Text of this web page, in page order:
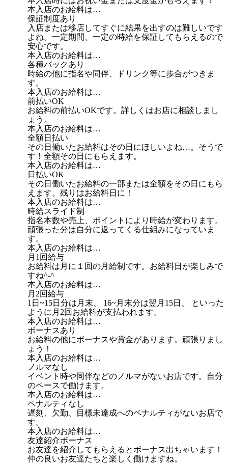
本入店のお給料は…
保証制度あり
入店または移店してすぐに結果を出すのは難しいです
よね。一定期間、一定の時給を保証してもらえるので
安心です。
本入店のお給料は…
各種バックあり
時給の他に指名や同伴、ドリンク等に歩合がつきま
す。
本入店のお給料は…
前払いOK
お給料の前払いOKです。詳しくはお店に相談しまし
ょう。
本入店のお給料は…
全額日払い
その日働いたお給料はその日にほしいよね…。そうで
す！全額その日にもらえます。
本入店のお給料は…
日払いOK
その日働いたお給料の一部または全額をその日にもら
えます。残りはお給料日に！
本入店のお給料は…
時給スライド制
指名本数や売上、ポイントにより時給が変わります。
頑張った分は自分に返ってくる仕組みになっていま
す。
本入店のお給料は…
月1回給与
お給料は月に１回の月給制です。お給料日が楽しみで
すね^-^
本入店のお給料は…
月2回給与
1日~15日分は月末、 16~月末分は翌月15日、 といった
ように月2回お給料が支払われます。
本入店のお給料は…
ボーナスあり
お給料の他にボーナスや賞金があります。頑張りまし
ょう！
本入店のお給料は…
ノルマなし
イベント時や同伴などのノルマがないお店です。自分
のペースで働けます。
本入店のお給料は…
ペナルティなし
遅刻、欠勤、目標未達成へのペナルティがないお店で
す。
本入店のお給料は…
友達紹介ボーナス
お友達を紹介してもらえるとボーナス出ちゃいます！
仲の良いお友達たちと楽しく働けますね。